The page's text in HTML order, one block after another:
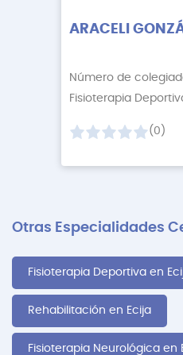
ARACELI
Número de
(0)
Otras Especialidades
Fisioterapia Deportiva en
Rehabilitación en Ecija
Fisioterapia Neurológica en